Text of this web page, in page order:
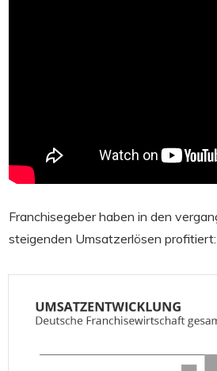
Franchisegeber haben in den
steigenden Umsatzerlösen profitiert: